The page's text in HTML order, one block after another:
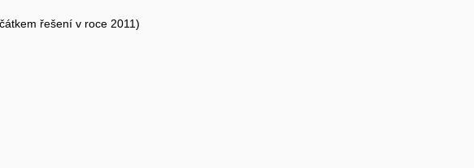
řešení v roce 2011)